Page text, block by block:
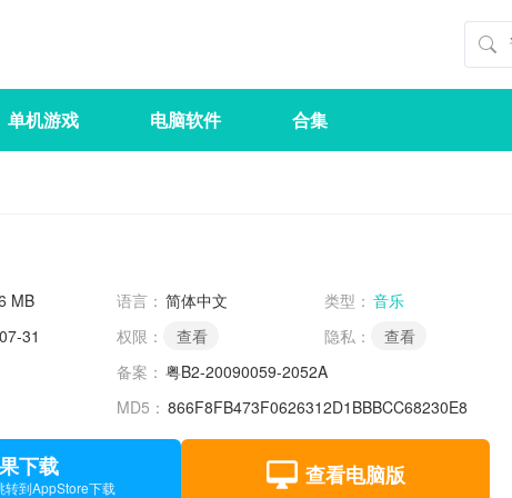
单机游戏 电脑软件 合集
MB 语言： 简体中文 类型： 音乐
31 权限： 查看 隐私：
查看
备案： 粤B2-20090059-2052A
MD5： 866F8FB473F0626312D1BBBCC68230E8
下载
转到AppStore下载 查看电脑版